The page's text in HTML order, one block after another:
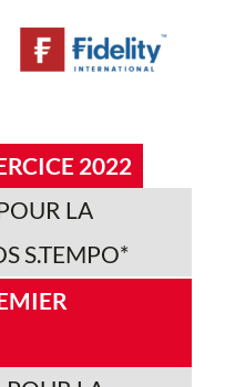
2022
LA
S.TEMPO*